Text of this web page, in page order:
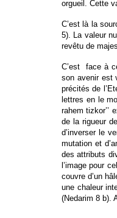
orgueil. Cette
C’est là la
5). La valeur
revêtu de
C’est face à
son avenir est
précités de
lettres en le
rahem tizkor’’
de la rigueur
d’inverser le
mutation et
des attributs
l’image pour
couvre d’un
une chaleur
(Nedarim 8